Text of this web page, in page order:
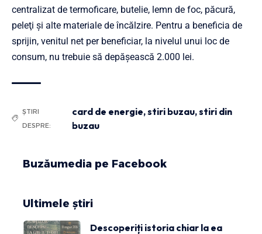
centralizat de termoficare, butelie, lemn de foc, păcură,
peleţi şi alte materiale de încălzire. Pentru a beneficia de
sprijin, venitul net per beneficiar, la nivelul unui loc de
consum, nu trebuie să depăşească 2.000 lei.
ȘTIRI
DESPRE:
card de energie,stiri buzau,stiri din
buzau
Buzăumedia pe Facebook
Ultimele știri
Descoperiți istoria chiar la ea